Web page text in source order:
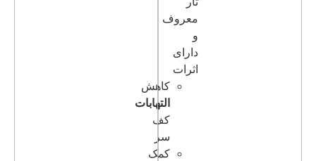
معروف
و
دارای
اثرات
کاهش
التهابات
کف
سر
کمک